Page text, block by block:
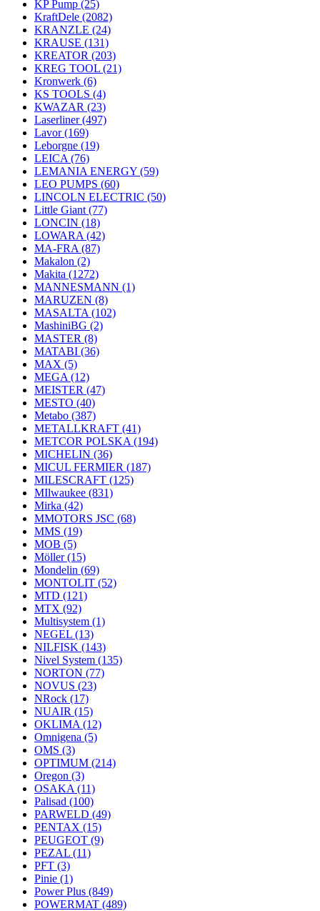
KP Pump (25)
KraftDele (2082)
KRANZLE (24)
KRAUSE (131)
KREATOR (203)
KREG TOOL (21)
Kronwerk (6)
KS TOOLS (4)
KWAZAR (23)
Laserliner(497)
Lavor(169)
Leborgne (19)
LEICA (76)
LEMANIA ENERGY (59)
LEO PUMPS (60)
LINCOLN ELECTRIC (50)
Little Giant (77)
LONCIN (18)
LOWARA (42)
MA-FRA (87)
Makalon (2)
Makita (1272)
MANNESMANN (1)
MARUZEN (8)
MASALTA (102)
MashiniBG (2)
MASTER (8)
MATABI (36)
MAX (5)
MEGA (12)
MEISTER (47)
MESTO (40)
Metabo (387)
METALLKRAFT (41)
METCOR POLSKA (194)
MICHELIN (36)
MICUL FERMIER (187)
MILESCRAFT (125)
MIlwaukee (831)
Mirka (42)
MMOTORS JSC (68)
MMS (19)
MOB (5)
Möller(15)
Mondelin (69)
MONTOLIT (52)
MTD (121)
MTX (92)
Multisystem (1)
NEGEL (13)
NILFISK (143)
Nivel System (135)
NORTON (77)
NOVUS (23)
NRock (17)
NUAIR (15)
OKLIMA (12)
Omnigena (5)
OMS (3)
OPTIMUM (214)
Oregon (3)
OSAKA (11)
Palisad (100)
PARWELD (49)
PENTAX (15)
PEUGEOT (9)
PEZAL (11)
PFT (3)
Pinie (1)
Power Plus (849)
POWERMAT (489)